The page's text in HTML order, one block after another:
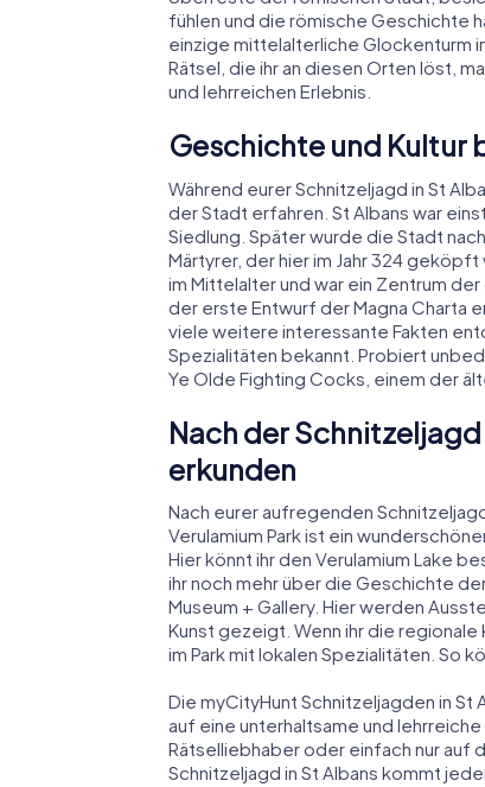
fühlen und die römische Geschichte
einzige mittelalterliche Glockenturm
Rätsel, die ihr an diesen Orten löst,
und lehrreichen Erlebnis.
Geschichte und Kultur
Während eurer Schnitzeljagd in St
der Stadt erfahren. St Albans war
Siedlung. Später wurde die Stadt
Märtyrer, der hier im Jahr 324
im Mittelalter und war ein Zentrum
der erste Entwurf der Magna Charta
viele weitere interessante Fakten
Spezialitäten bekannt. Probiert
Ye Olde Fighting Cocks, einem der
Nach der
erkunden
Nach eurer aufregenden
Verulamium Park ist ein
Hier könnt ihr den Verulamium Lake
ihr noch mehr über die Geschichte
Museum + Gallery. Hier werden
Kunst gezeigt. Wenn ihr die
im Park mit lokalen Spezialitäten. So
Die myCityHunt Schnitzeljagden in
auf eine unterhaltsame und
Rätselliebhaber oder einfach nur auf
Schnitzeljagd in St Albans kommt